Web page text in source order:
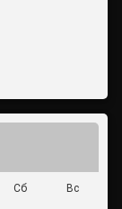
Сб Вс